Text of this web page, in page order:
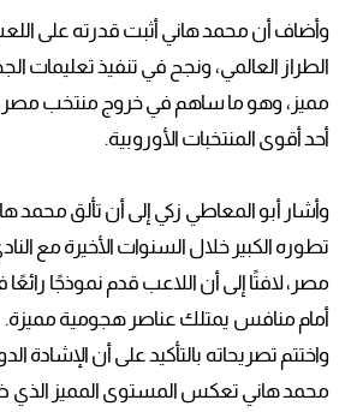
وأضاف أن محمد هاني أثبت قدرته على
الطراز العالمي، ونجح في تنفيذ تعليمات
مميز، وهو ما ساهم في خروج منتخب مصر
أحد أقوى المنتخبات الأوروبية.
وأشار أبو المعاطي زكي إلى أن تألق محمد
تطوره الكبير خلال السنوات الأخيرة مع
مصر، لافتًا إلى أن اللاعب قدم نموذجًا رائعًا في
أمام منافس يمتلك عناصر هجومية مميزة.
واختتم تصريحاته بالتأكيد على أن الإشادة
محمد هاني تعكس المستوى المميز الذي